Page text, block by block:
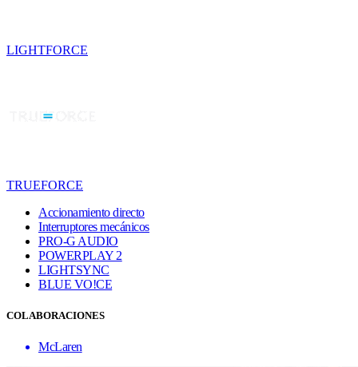
LIGHTFORCE
TRUEFORCE
Accionamiento directo
Interruptores mecánicos
PRO-G AUDIO
POWERPLAY 2
LIGHTSYNC
BLUE VO!CE
COLABORACIONES
McLaren